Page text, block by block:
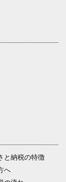
と納税の特徴
へ